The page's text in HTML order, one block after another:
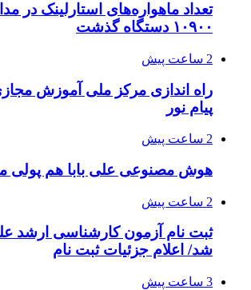
تعداد ماهواره‌های استارلینک‌ در
۱۰۹۰۰ دستگاه گذشت
2 ساعت پیش
راه اندازی مرکز ملی آموزش
پیام نور
2 ساعت پیش
هوش مصنوعی علی بابا هم پولی
2 ساعت پیش
ثبت نام آزمون کارشناسی ارشد
شد/ اعلام جزئیات ثبت نام
3 ساعت پیش